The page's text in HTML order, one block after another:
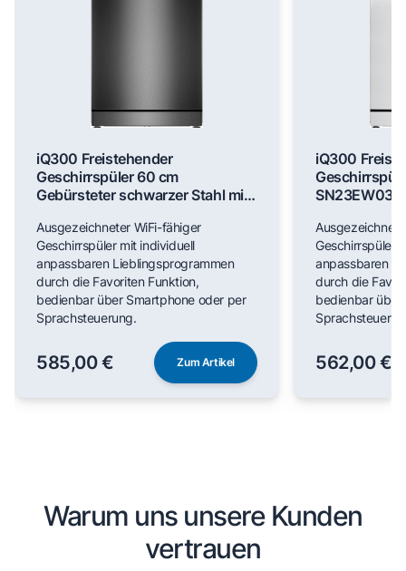
iQ300 Freistehender
Geschirrspüler 60 cm
Gebürsteter schwarzer Stahl mit
Ausgezeichneter WiFi-fähiger
Geschirrspüler mit individuell
anpassbaren Lieblingsprogrammen
durch die Favoriten Funktion,
bedienbar über Smartphone oder per
Sprachsteuerung.
585,00 € Zum Artikel
iQ300
Geschirrspüler
anpassbaren
durch die
bedienbar über
562,00 €
Warum uns unsere Kunden
vertrauen